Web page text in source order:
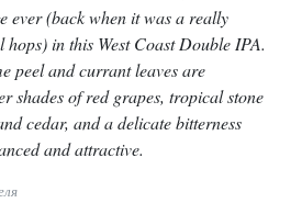
ever (back when it was a really
hops) in this West Coast Double IPA.
peel and currant leaves are
shades of red grapes, tropical stone
cedar, and a delicate bitterness
and attractive.